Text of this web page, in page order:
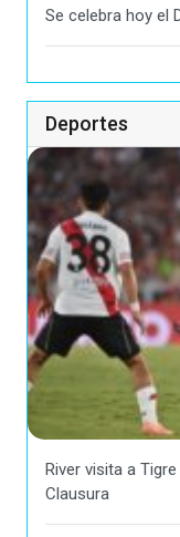
Se celebra hoy el
Deportes
River visita a
Clausura